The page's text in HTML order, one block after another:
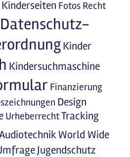
Kinderseiten Fotos Recht
Datenschutz-
Kinder
Kindersuchmaschine
Finanzierung
Design
UrheberrechtTracking
World Wide
Jugendschutz